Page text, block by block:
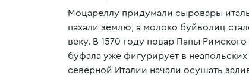
Моцареллу придумали сыровары
пахали землю, а молоко буйволиц
веку. В 1570 году повар Папы
буфала уже фигурирует в
северной Италии начали осушать